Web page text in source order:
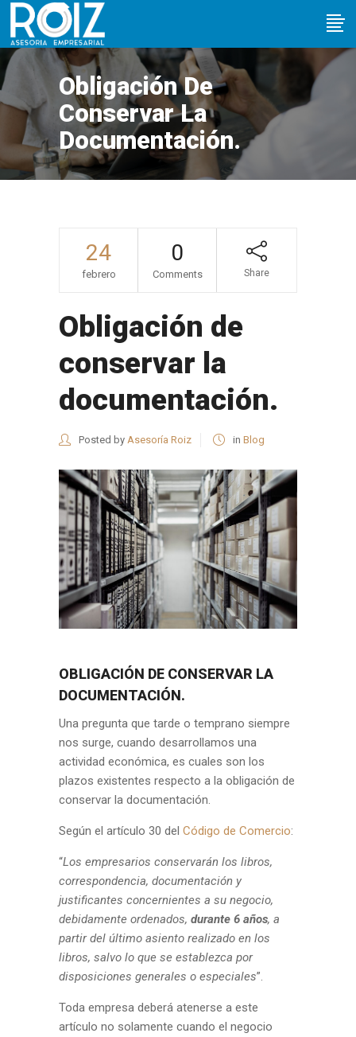
Obligación De
Conservar La
Documentación.
24
febrero
0
Comments Share
Obligación de
conservar la
documentación.
Posted by Asesoría Roiz in Blog
OBLIGACIÓN DE CONSERVAR LA
DOCUMENTACIÓN.
Una pregunta que tarde o temprano siempre
nos surge, cuando desarrollamos una
actividad económica, es cuales son los
plazos existentes respecto a la obligación de
conservar la documentación.
Según el artículo 30 del Código de Comercio:
“Los empresarios conservarán los libros,
correspondencia, documentación y
justificantes concernientes a su negocio,
debidamente ordenados, durante 6 años, a
partir del último asiento realizado en los
libros, salvo lo que se establezca por
disposiciones generales o especiales”.
Toda empresa deberá atenerse a este
artículo no solamente cuando el negocio